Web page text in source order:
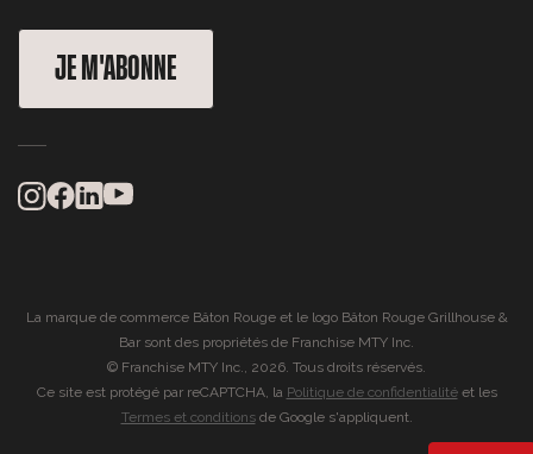
JE M'ABONNE
La marque de commerce Bâton Rouge et le logo Bâton Rouge Grillhouse &
Bar sont des propriétés de Franchise MTY Inc.
© Franchise MTY Inc., 2026. Tous droits réservés.
Ce site est protégé par reCAPTCHA, la Politique de confidentialitéet les
Termes et conditionsde Google s'appliquent.